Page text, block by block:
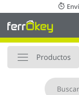
al
contenido
Productos